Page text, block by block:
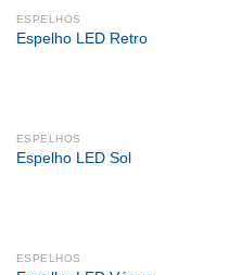
ESPELHOS
Espelho LED Retro
ESPELHOS
Espelho LED Sol
ESPELHOS